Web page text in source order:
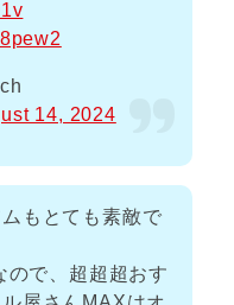
14, 2024
もとても素敵で
ので、超超超おす